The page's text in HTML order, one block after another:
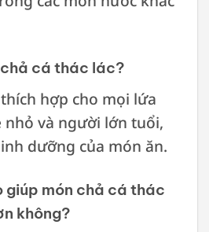
cá thác lác?
hợp cho mọi lứa
và người lớn tuổi,
dưỡng của món ăn.
giúp món chả cá thác
không?